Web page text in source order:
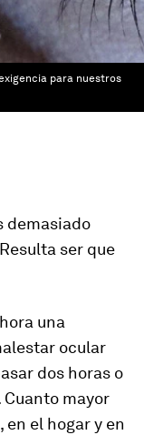
para nuestros
demasiado
ser que
una
ocular
dos horas o
mayor
el hogar y en